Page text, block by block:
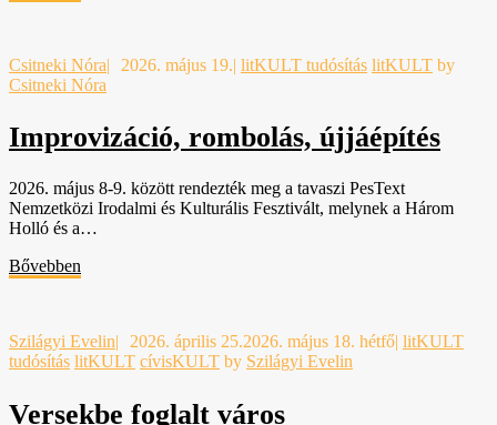
Csitneki Nóra| 2026. május 19.| litKULT tudósítás litKULT by
Csitneki Nóra
Improvizáció, rombolás, újjáépítés
2026. május 8-9. között rendezték meg a tavaszi PesText
Nemzetközi Irodalmi és Kulturális Fesztivált, melynek a Három
Holló és a…
Bővebben
Szilágyi Evelin| 2026. április 25.2026. május 18. hétfő| litKULT
tudósítás litKULT cívisKULT by Szilágyi Evelin
Versekbe foglalt város